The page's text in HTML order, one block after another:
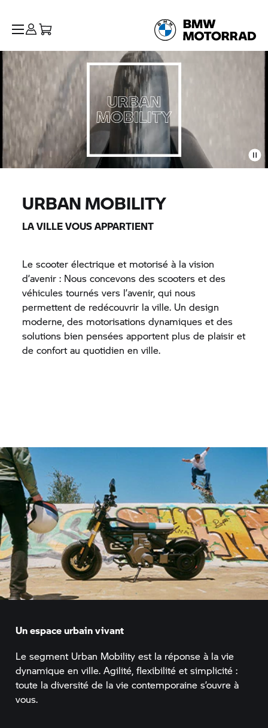
URBAN MOBILITY
LA VILLE VOUS APPARTIENT
Le scooter électrique et motorisé à la vision
d’avenir : Nous concevons des scooters et des
véhicules tournés vers l’avenir, qui nous
permettent de redécouvrir la ville. Un design
moderne, des motorisations dynamiques et des
solutions bien pensées apportent plus de plaisir et
de confort au quotidien en ville.
Un espace urbain vivant
Le segment Urban Mobility est la réponse à la vie
dynamique en ville. Agilité, flexibilité et simplicité :
toute la diversité de la vie contemporaine s’ouvre à
vous.